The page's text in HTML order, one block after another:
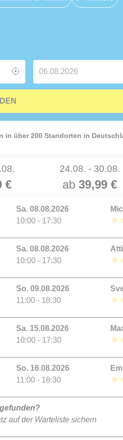
in über 200 Standorten in
€
24.08. - 30.08.
ab 39,99 €
Sa. 08.08.2026
10:00 - 17:30
★
Sa. 08.08.2026
10:00 - 17:30
★
So. 09.08.2026
11:00 - 18:30
★
Sa. 15.08.2026
10:00 - 17:30
★
So. 16.08.2026
11:00 - 18:30
★
auf der Warteliste sichern